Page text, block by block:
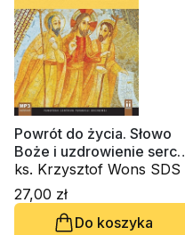
Powrót do życia. Słowo
Boże i uzdrowienie serca
(CD-audiobook)
ks. Krzysztof Wons SDS
27,00 zł
Do koszyka